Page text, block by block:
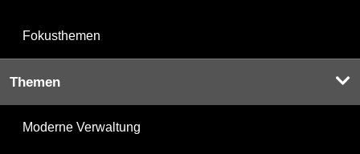
Fokusthemen
Themen
Moderne Verwaltung